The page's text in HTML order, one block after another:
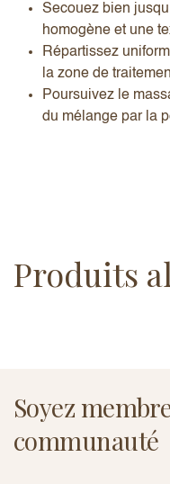
Secouez bien
homogène et une
Répartissez
la zone de
Poursuivez le
du mélange par la
Produits
Soyez
communauté